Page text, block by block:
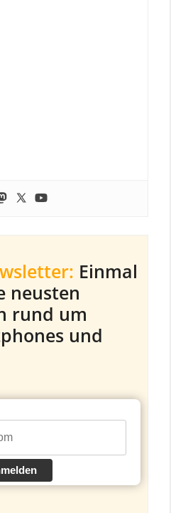
Einmal
neusten
rund um
und